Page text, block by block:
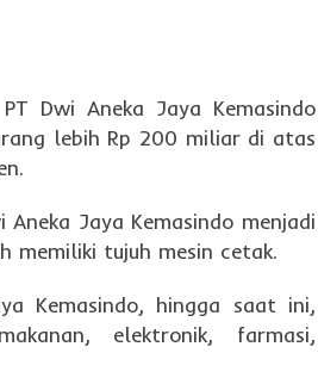
Dwi Aneka Jaya Kemasindo
lebih Rp 200 miliar di atas
Jaya Kemasindo menjadi
memiliki tujuh mesin cetak.
Kemasindo, hingga saat ini,
elektronik, farmasi,